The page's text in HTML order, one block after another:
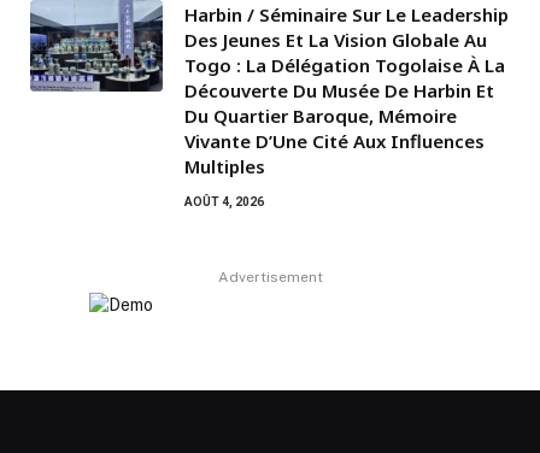
Harbin / Séminaire Sur Le Leadership
Des Jeunes Et La Vision Globale Au
Togo : La Délégation Togolaise À La
Découverte Du Musée De Harbin Et
Du Quartier Baroque, Mémoire
Vivante D’Une Cité Aux Influences
Multiples
AOÛT 4, 2026
Advertisement